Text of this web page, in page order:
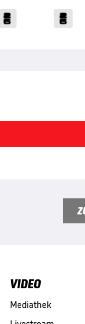
VIDEO
Mediathek